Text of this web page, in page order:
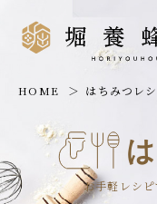
HOME はちみつレ
お手軽レシ